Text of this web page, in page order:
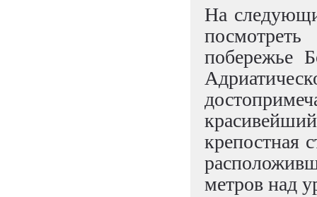
На
побережье
крепостная
метров над